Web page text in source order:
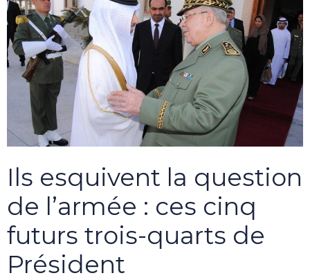
Ils esquivent la question
de l’armée : ces cinq
futurs trois-quarts de
Président